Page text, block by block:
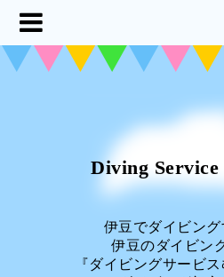
Diving
伊豆でダイビング
伊豆のダイビン
『ダイビングサービ